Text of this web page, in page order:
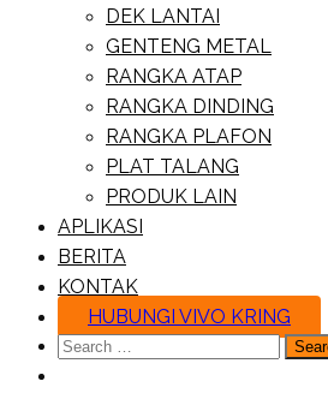
DEK LANTAI
GENTENG METAL
RANGKA ATAP
RANGKA DINDING
RANGKA PLAFON
PLAT TALANG
PRODUK LAIN
APLIKASI
BERITA
KONTAK
HUBUNGI VIVO KRING
Search